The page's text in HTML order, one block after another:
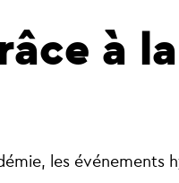
à
les événements